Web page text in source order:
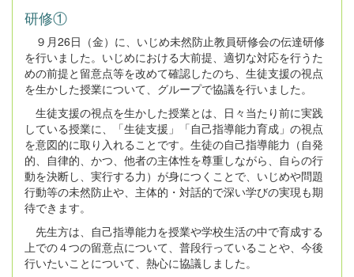
研修①
９月26日（金）に、いじめ未然防止教員研修会の伝達研修
を行いました。いじめにおける大前提、適切な対応を行うた
めの前提と留意点等を改めて確認したのち、生徒支援の視点
を生かした授業について、グループで協議を行いました。
生徒支援の視点を生かした授業とは、日々当たり前に実践
している授業に、「生徒支援」「自己指導能力育成」の視点
を意図的に取り入れることです。生徒の自己指導能力（自発
的、自律的、かつ、他者の主体性を尊重しながら、自らの行
動を決断し、実行する力）が身につくことで、いじめや問題
行動等の未然防止や、主体的・対話的で深い学びの実現も期
待できます。
先生方は、自己指導能力を授業や学校生活の中で育成する
上での４つの留意点について、普段行っていることや、今後
行いたいことについて、熱心に協議しました。